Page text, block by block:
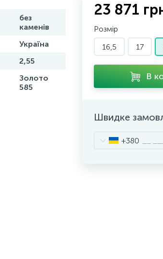
без
каменів
Україна
2,55
Золото
585
23 871
Розмір
16,5
17
В
Швидке
+380